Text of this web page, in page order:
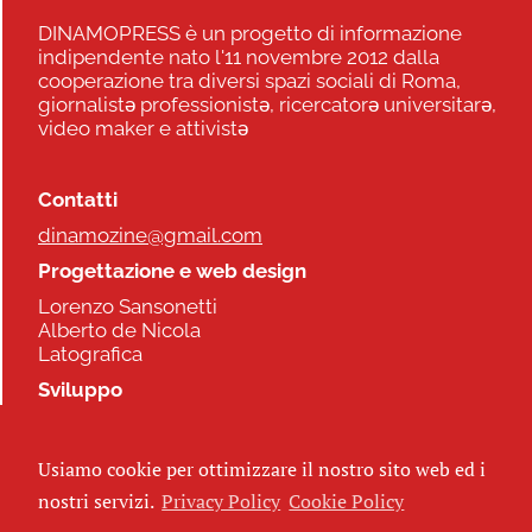
DINAMOPRESS è un progetto di informazione
indipendente nato l'11 novembre 2012 dalla
cooperazione tra diversi spazi sociali di Roma,
giornalistə professionistə, ricercatorə universitarə,
video maker e attivistə
Contatti
dinamozine@gmail.com
Progettazione e web design
Lorenzo Sansonetti
Alberto de Nicola
Latografica
Sviluppo
Seguici
Usiamo cookie per ottimizzare il nostro sito web ed i
nostri servizi. Privacy Policy Cookie Policy